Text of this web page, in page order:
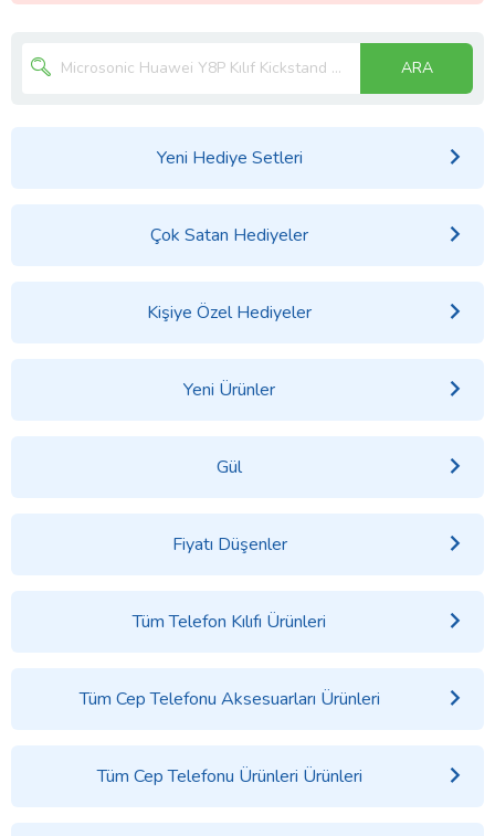
ARA
Yeni Hediye Setleri
Çok Satan Hediyeler
Kişiye Özel Hediyeler
Yeni Ürünler
Gül
Fiyatı Düşenler
Tüm Telefon Kılıfı Ürünleri
Tüm Cep Telefonu Aksesuarları Ürünleri
Tüm Cep Telefonu Ürünleri Ürünleri